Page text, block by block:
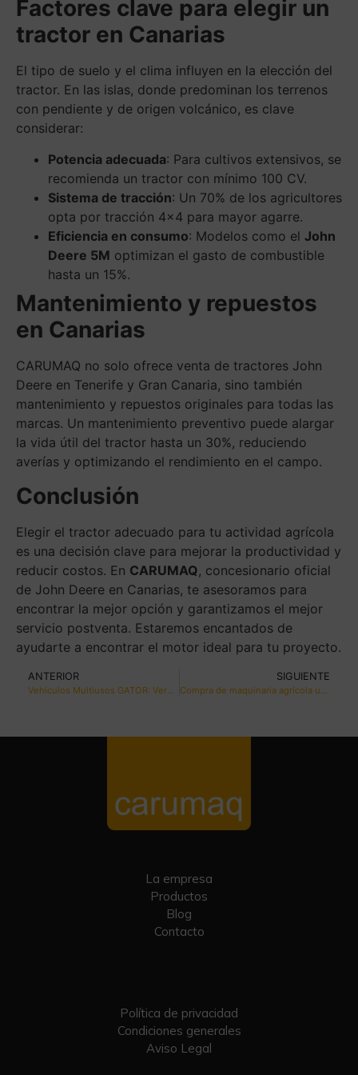
Factores clave para elegir un
tractor en Canarias
El tipo de suelo y el clima influyen en la elección del
tractor. En las islas, donde predominan los terrenos
con pendiente y de origen volcánico, es clave
considerar:
Potencia adecuada: Para cultivos extensivos, se
recomienda un tractor con mínimo 100 CV.
Sistema de tracción: Un 70% de los agricultores
opta por tracción 4×4 para mayor agarre.
Eficiencia en consumo: Modelos como el John
Deere 5M optimizan el gasto de combustible
hasta un 15%.
Mantenimiento y repuestos
en Canarias
CARUMAQ no solo ofrece venta de tractores John
Deere en Tenerife y Gran Canaria, sino también
mantenimiento y repuestos originales para todas las
marcas. Un mantenimiento preventivo puede alargar
la vida útil del tractor hasta un 30%, reduciendo
averías y optimizando el rendimiento en el campo.
Conclusión
Elegir el tractor adecuado para tu actividad agrícola
es una decisión clave para mejorar la productividad y
reducir costos. En CARUMAQ, concesionario oficial
de John Deere en Canarias, te asesoramos para
encontrar la mejor opción y garantizamos el mejor
servicio postventa. Estaremos encantados de
ayudarte a encontrar el motor ideal para tu proyecto.
ANTERIOR
Vehículos Multiusos GATOR: Versatilidad y Potencia en el Campo
SIGUIENTE
Compra de maquinaria agrícola usada en Las Palmas de Gran Canaria: calidad y confianza con CARUMAQ
La empresa
Productos
Blog
Contacto
Política de privacidad
Condiciones generales
Aviso Legal